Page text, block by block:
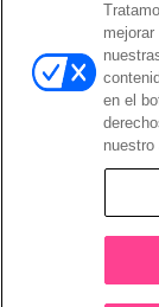
Este sitio está
y Se
Suscribirse
¡Muchas gracias!
Recibe
en el